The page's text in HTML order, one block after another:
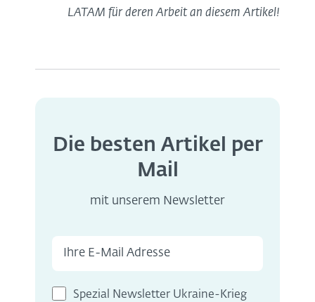
LATAM für deren Arbeit an diesem Artikel!
Die besten Artikel per
Mail
mit unserem Newsletter
Spezial Newsletter Ukraine-Krieg